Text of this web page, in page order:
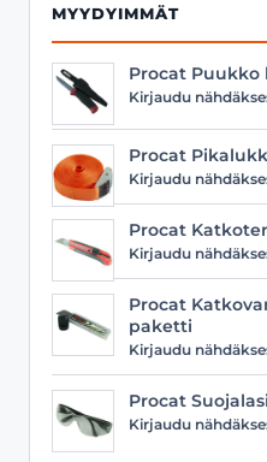
MYYDYIMMÄT
Procat Puukko
Kirjaudu
Procat
Kirjaudu
Procat
Kirjaudu
Procat
paketti
Kirjaudu
Procat
Kirjaudu